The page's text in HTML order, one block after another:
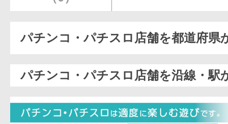
パチンコ・パチスロ店舗を都道府県
パチンコ・パチスロ店舗を沿線・駅